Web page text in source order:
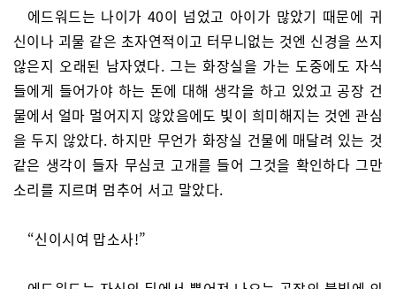
에드워드는 나이가 40이 넘었고 아이가 많았기 때문에 귀
신이나 괴물 같은 초자연적이고 터무니없는 것엔 신경을 쓰지
않은지 오래된 남자였다. 그는 화장실을 가는 도중에도 자식
들에게 들어가야 하는 돈에 대해 생각을 하고 있었고 공장 건
물에서 얼마 멀어지지 않았음에도 빛이 희미해지는 것엔 관심
을 두지 않았다. 하지만 무언가 화장실 건물에 매달려 있는 것
같은 생각이 들자 무심코 고개를 들어 그것을 확인하다 그만
소리를 지르며 멈추어 서고 말았다.
“신이시여 맙소사!”